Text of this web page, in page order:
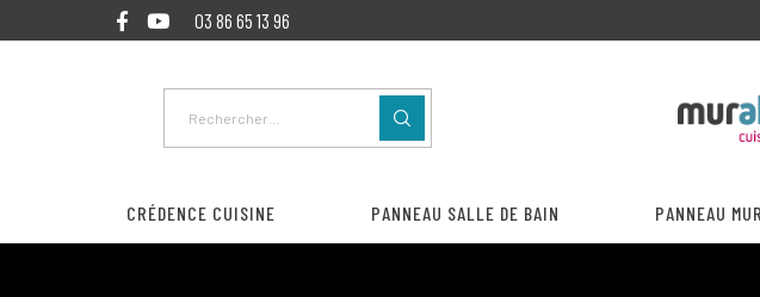
03 86 65 13 96
CRÉDENCE CUISINE PANNEAU SALLE DE BAIN PANNEAU